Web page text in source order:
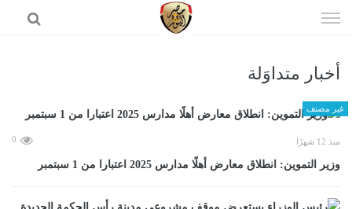
الى
أخبار متداوَلة
غير مصنف
منذ 12 شهرًا 0
وزير التموين: انطلاق معارض أهلًا مدارس 2025 اعتبارا من 1 سبتمبر